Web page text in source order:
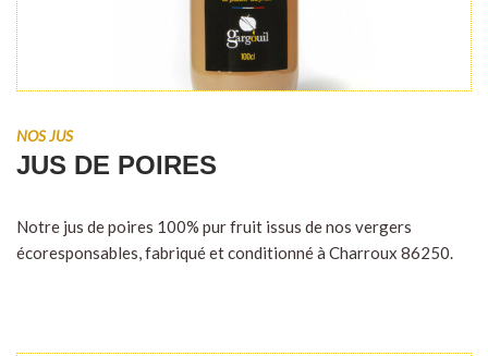
NOS JUS
JUS DE POIRES
Notre jus de poires 100% pur fruit issus de nos vergers
écoresponsables, fabriqué et conditionné à Charroux 86250.